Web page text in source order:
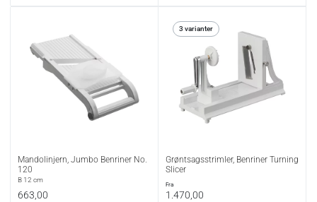
Mandolinjern, Jumbo Benriner No.
120
B 12 cm
663,00
3 varianter
Grøntsagsstrimler, Benriner Turning
Slicer
fra
1.470,00